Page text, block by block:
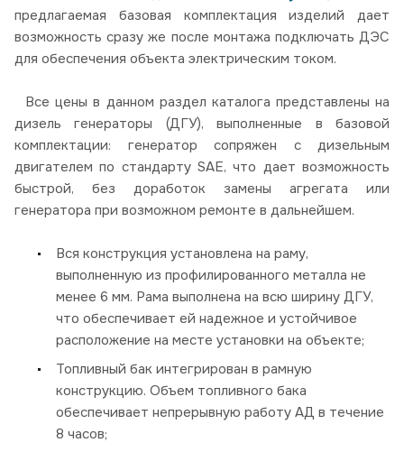
предлагаемая базовая комплектация изделий дает
возможность сразу же после монтажа подключать ДЭС
для обеспечения объекта электрическим током.
Все цены в данном раздел каталога представлены на
дизель генераторы (ДГУ), выполненные в базовой
комплектации: генератор сопряжен с дизельным
двигателем по стандарту SAE, что дает возможность
быстрой, без доработок замены агрегата или
генератора при возможном ремонте в дальнейшем.
Вся конструкция установлена на раму,
выполненную из профилированного металла не
менее 6 мм. Рама выполнена на всю ширину ДГУ,
что обеспечивает ей надежное и устойчивое
расположение на месте установки на объекте;
Топливный бак интегрирован в рамную
конструкцию. Объем топливного бака
обеспечивает непрерывную работу АД в течение
8 часов;